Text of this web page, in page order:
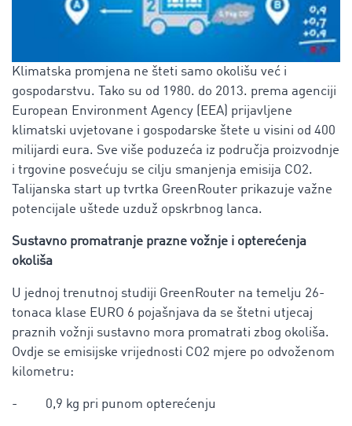
Klimatska promjena ne šteti samo okolišu već i
gospodarstvu. Tako su od 1980. do 2013. prema agenciji
European Environment Agency (EEA) prijavljene
klimatski uvjetovane i gospodarske štete u visini od 400
milijardi eura. Sve više poduzeća iz područja proizvodnje
i trgovine posvećuju se cilju smanjenja emisija CO2.
Talijanska start up tvrtka GreenRouter prikazuje važne
potencijale uštede uzduž opskrbnog lanca.
Sustavno promatranje prazne vožnje i opterećenja
okoliša
U jednoj trenutnoj studiji GreenRouter na temelju 26-
tonaca klase EURO 6 pojašnjava da se štetni utjecaj
praznih vožnji sustavno mora promatrati zbog okoliša.
Ovdje se emisijske vrijednosti CO2 mjere po odvoženom
kilometru:
- 0,9 kg pri punom opterećenju